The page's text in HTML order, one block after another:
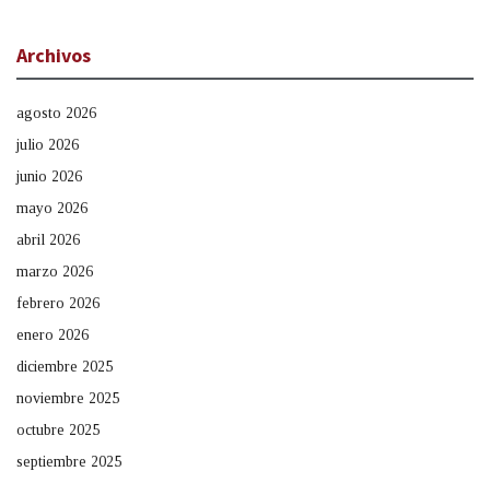
Archivos
agosto 2026
julio 2026
junio 2026
mayo 2026
abril 2026
marzo 2026
febrero 2026
enero 2026
diciembre 2025
noviembre 2025
octubre 2025
septiembre 2025